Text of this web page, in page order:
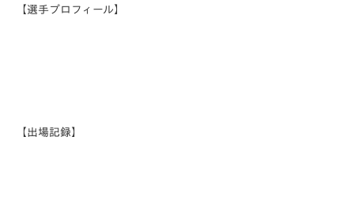
【選手プロフィール】
【出場記録】